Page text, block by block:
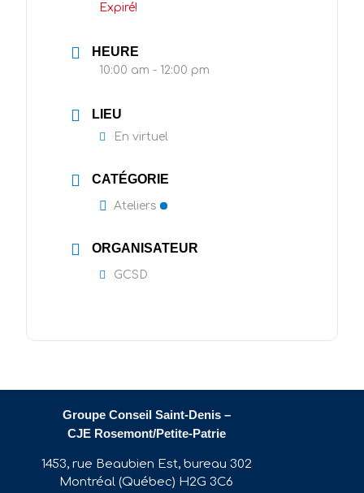
Expiré!
HEURE
10:00 am - 12:00 pm
LIEU
En virtuel
CATÉGORIE
Ateliers
ORGANISATEUR
GCSD
Groupe Conseil Saint-Denis –
CJE Rosemont/Petite-Patrie
1453, rue Beaubien Est, bureau 302
Montréal (Québec) H2G 3C6